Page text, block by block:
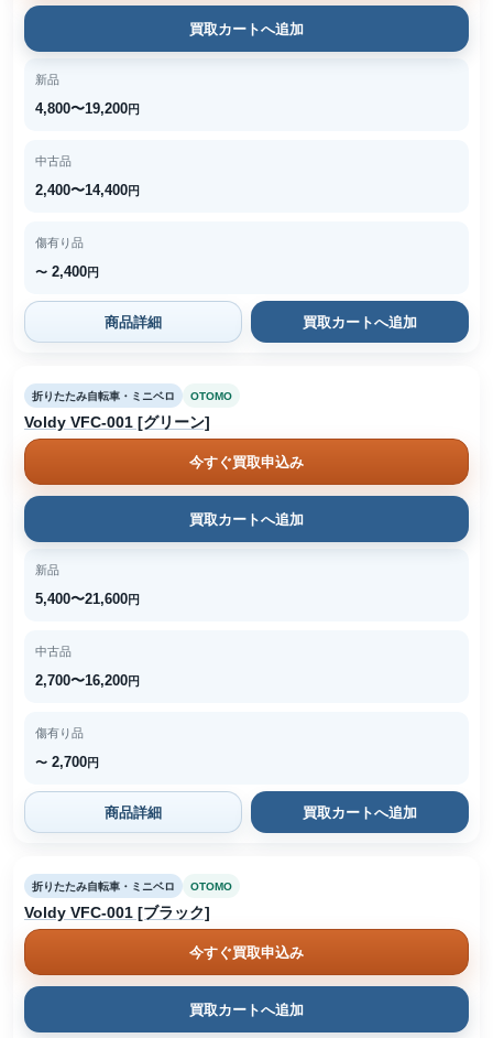
買取カートへ追加
新品
4,800〜19,200円
中古品
2,400〜14,400円
傷有り品
〜 2,400円
商品詳細 買取カートへ追加
折りたたみ自転車・ミニベロ OTOMO
Voldy VFC-001 [グリーン]
今すぐ買取申込み
買取カートへ追加
新品
5,400〜21,600円
中古品
2,700〜16,200円
傷有り品
〜 2,700円
商品詳細 買取カートへ追加
折りたたみ自転車・ミニベロ OTOMO
Voldy VFC-001 [ブラック]
今すぐ買取申込み
買取カートへ追加